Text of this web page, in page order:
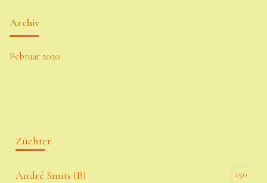
Archiv
Februar 2020
Züchter
André Smits (B) 150